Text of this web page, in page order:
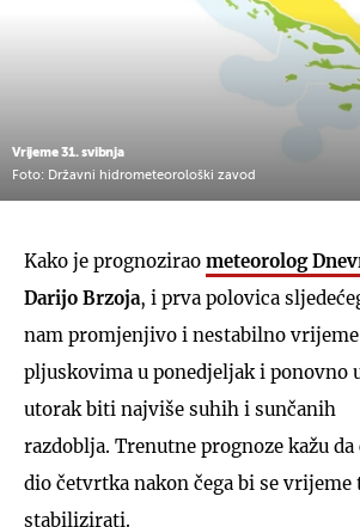
Vrijeme 31. svibnja
Foto: Državni hidrometeorološki zavod
Kako je prognozirao meteorolog
Darijo Brzoja, i prva polovica
nam promjenjivo i nestabilno
pljuskovima u ponedjeljak i ponovno
utorak biti najviše suhih i sunčanih
razdoblja. Trenutne prognoze kažu
dio četvrtka nakon čega bi se vrijeme
stabilizirati.